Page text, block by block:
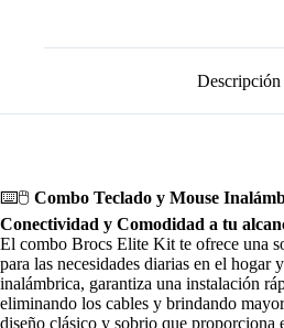
Descripción
⌨️🖱️ Combo Teclado y Mouse
Conectividad y Comodidad a tu
El combo Brocs Elite Kit te ofrece una
para las necesidades diarias en el hogar
inalámbrica, garantiza una instalación
eliminando los cables y brindando
diseño clásico y sobrio que proporciona